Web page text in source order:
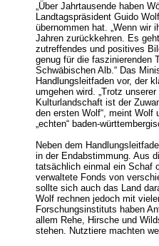
„Über Jahrtausende haben
Landtagspräsident Guido
übernommen hat. „Wenn wir
Jahren zurückkehren. Es
zutreffendes und positives
genug für die faszinierenden
Schwäbischen Alb.“ Das
Handlungsleitfaden vor, der
umgehen wird. „Trotz
Kulturlandschaft ist der
den ersten Wolf“, meint
„echten“ baden-
Neben dem
in der Endabstimmung. Aus
tatsächlich einmal ein Schaf
verwaltete Fonds von
sollte sich auch das Land
Wolf rechnen jedoch mit
Forschungsinstituts haben
allem Rehe, Hirsche und
stehen. Nutztiere machten